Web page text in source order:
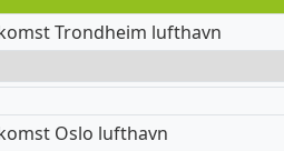
Trondheim lufthavn
Oslo lufthavn